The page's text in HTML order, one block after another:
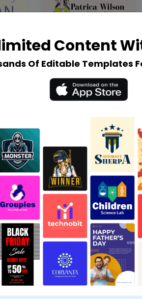
Content
Of Editable Templates